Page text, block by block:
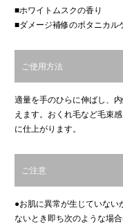
■ホワイトムスクの香り
■ダメージ補修のボタニカル
ご使用方法
適量を手のひらに伸ばし、
えます。おくれ毛など毛束
に仕上がります。
ご注意
●お肌に異常が生じていない
ないとき即ち次のような場